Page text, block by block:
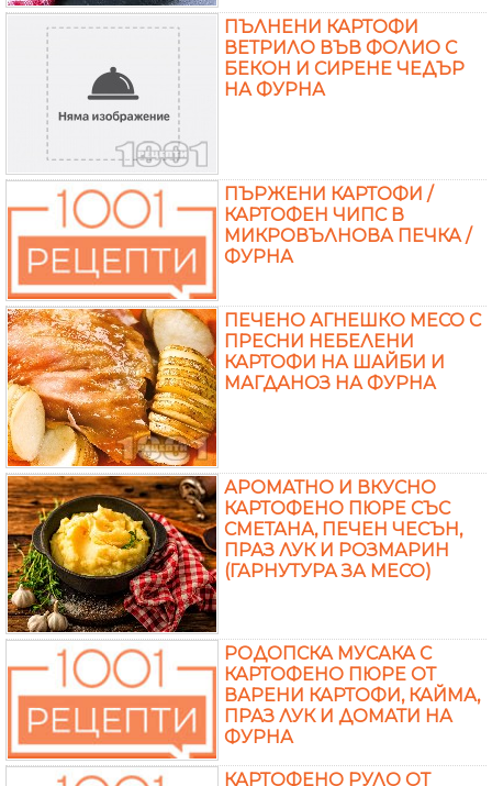
ПЪЛНЕНИ КАРТОФИ
ВЕТРИЛО ВЪВ ФОЛИО С
БЕКОН И СИРЕНЕ ЧЕДЪР
НА ФУРНА
ПЪРЖЕНИ КАРТОФИ /
КАРТОФЕН ЧИПС В
МИКРОВЪЛНОВА ПЕЧКА /
ФУРНА
ПЕЧЕНО АГНЕШКО МЕСО С
ПРЕСНИ НЕБЕЛЕНИ
КАРТОФИ НА ШАЙБИ И
МАГДАНОЗ НА ФУРНА
АРОМАТНО И ВКУСНО
КАРТОФЕНО ПЮРЕ СЪС
СМЕТАНА, ПЕЧЕН ЧЕСЪН,
ПРАЗ ЛУК И РОЗМАРИН
(ГАРНУТУРА ЗА МЕСО)
РОДОПСКА МУСАКА С
КАРТОФЕНО ПЮРЕ ОТ
ВАРЕНИ КАРТОФИ, КАЙМА,
ПРАЗ ЛУК И ДОМАТИ НА
ФУРНА
КАРТОФЕНО РУЛО ОТ